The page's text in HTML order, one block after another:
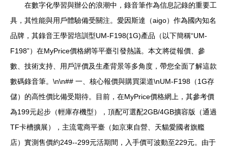
在數字化學習與辦公的浪潮中，錄音筆作為信息記錄的重要工
具，其性能與用戶體驗備受關注。愛因斯達（aigo）作為國內知名
品牌，其錄音王學習培訓型UM-F198(1G)產品（以下簡稱“UM-
F198”）在MyPrice價格網等平臺引發熱議。本文將從報價、參
數、技術支持、用戶評價及生產背景等多角度，帶您全面了解這款
數碼錄音筆。\n\n## 一、核心報價與購買渠道\nUM-F198（1G存
儲）的高性價比備受期待。目前，在MyPrice價格網上，其參考價
為199元起步（輕庫存機型），頂配可選配2GB/4GB擴容版（通過
TF卡槽擴展），主流電商平臺（如京東自營、天貓愛國者旗艦
店）實測售價約249--299元活期間，入手價可波動至229元。由于